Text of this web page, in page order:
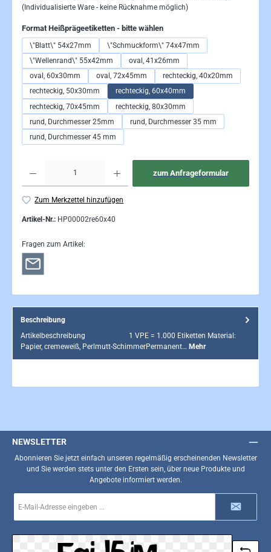
(Individualisierte Ware - keine Rücknahme möglich)
Format Heißprägeetiketten - bitte wählenauswählen
\"Blatt\" 54x27mm
\"Schmuckform\" 74x47mm
\"Wellenrand\" 55x42mm
oval, 41x26mm
oval, 60x30mm
oval, 72x45mm
rechteckig, 40x20mm
rechteckig, 50x30mm
rechteckig, 60x40mm
rechteckig, 70x45mm
rechteckig, 80x30mm
rund, Durchmesser 25mm
rund, Durchmesser 35 mm
rund, Durchmesser 45 mm
zum Anfrageformular
Zum Merkzettel hinzufügen
Artikel-Nr.: HP00002re60x40
Fragen zum Artikel:
Beschreibung
Artikelbeschreibung 1 VPE = 1.000 Etiketten Material:
Papier, cremeweiß, Perlmutt-SchimmerPermanent… Mehr
NEWSLETTER
Abonnieren Sie jetzt einfach unseren regelmäßig erscheinenden Newsletter
und Sie werden stets unter den Ersten sein, über neue Produkte und
Angebote informiert werden.
Mail-
*